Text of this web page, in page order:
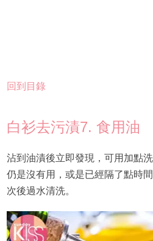
回到目錄
白衫去污漬7. 食用油
沾到油漬後立即發現，可用加點
仍是沒有用，或是已經隔了點時
次後過水清洗。